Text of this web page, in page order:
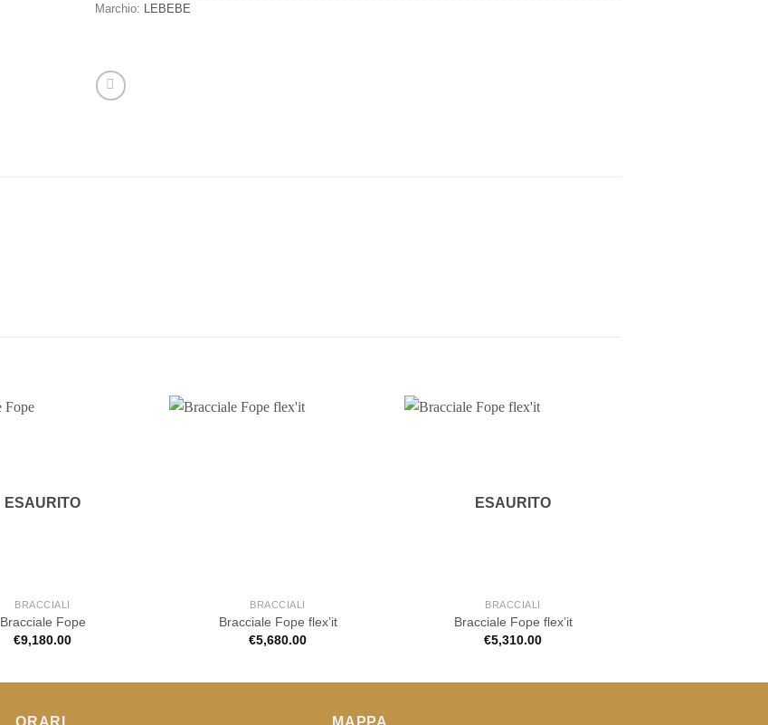
Marchio: LEBEBE
ESAURITO
BRACCIALI
Bracciale Fope
€9,180.00
BRACCIALI
Bracciale Fope flex’it
€5,680.00
ESAURITO
BRACCIALI
Bracciale Fope flex’it
€5,310.00
ORARI MAPPA